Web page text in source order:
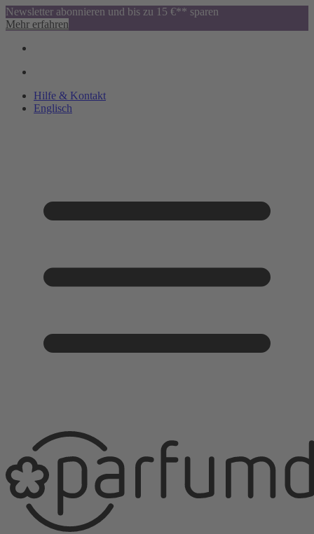
Newsletter abonnieren und bis zu 15 €** sparen
Mehr erfahren
Hilfe & Kontakt
Englisch